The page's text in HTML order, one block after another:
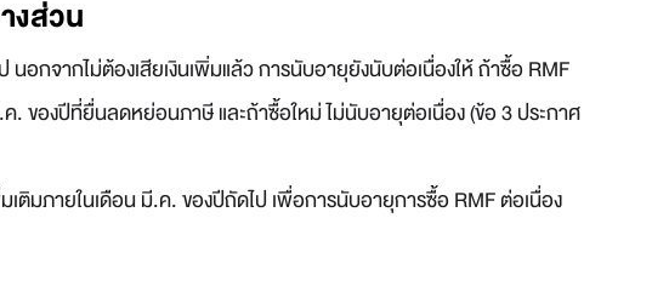
ส่วน
กจากไม่ต้องเสียเงินเพิ่มแล้ว การนับอายุยังนับต่อเนื่องให้ ถ้าซื้อ RMF
ของปีที่ยื่นลดหย่อนภาษี และถ้าซื้อใหม่ ไม่นับอายุต่อเนื่อง (ข้อ 3 ประกาศ
ติมภายในเดือน มี.ค. ของปีถัดไป เพื่อการนับอายุการซื้อ RMF ต่อเนื่อง